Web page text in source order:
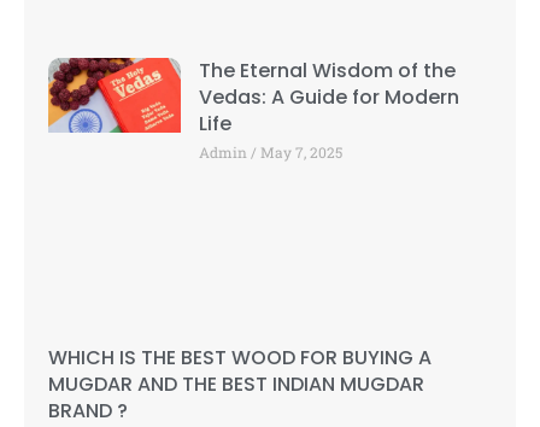
The Eternal Wisdom of the
Vedas: A Guide for Modern
Life
Admin May 7, 2025
WHICH IS THE BEST WOOD FOR BUYING A
MUGDAR AND THE BEST INDIAN MUGDAR
BRAND ?